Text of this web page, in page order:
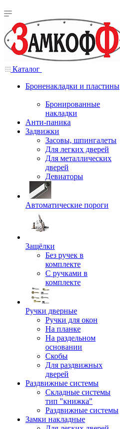
Каталог
Броненакладки и пластины
Бронированные
накладки
Анти-паника
Задвижки
Засовы, шпингалеты
Для легких дверей
Для металлических
дверей
Девиаторы
Автоматические пороги
Защёлки
Без ручек в
комплекте
С ручками в
комплекте
Ручки дверные
Ручки для окон
На планке
На раздельном
основании
Скобы
Для раздвижных
дверей
Раздвижные системы
Складные системы
тип "книжка"
Раздвижные системы
Замки накладные